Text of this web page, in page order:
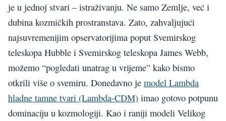
je u jednoj stvari – istraživanju. Ne samo Zemlje, već i
dubina kozmičkih prostranstava. Zato, zahvaljujući
najsuvremenijim opservatorijima poput Svemirskog
teleskopa Hubble i Svemirskog teleskopa James Webb,
možemo “pogledati unatrag u vrijeme” kako bismo
otkrili više o svemiru. Donedavno je model Lambda
hladne tamne tvari (Lambda-CDM) imao gotovo potpunu
dominaciju u kozmologiji. Kao i raniji modeli Velikog